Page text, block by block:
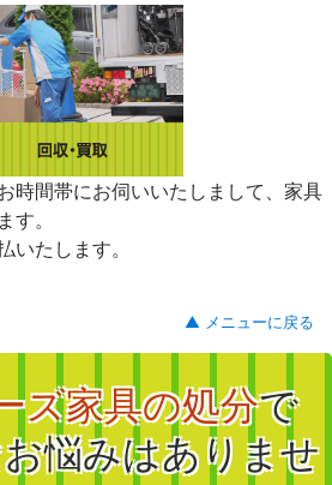
時間帯にお伺いいたしまして、家具
す。
いたします。
▲ メニューに戻る
ズ家具の処分で
悩みはありませ